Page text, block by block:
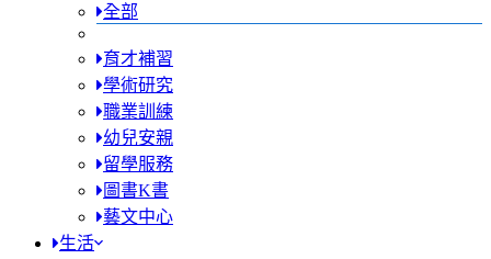
全部
育才補習
學術研究
職業訓練
幼兒安親
留學服務
圖書K書
藝文中心
生活